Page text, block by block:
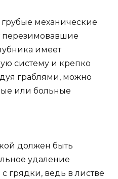
грубые механические
перезимовавшие
имеет
систему и крепко
граблями, можно
или больные
должен быть
удаление
грядки, ведь в листве